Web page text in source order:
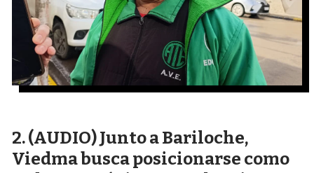
(AUDIO) Junto a Bariloche,
Viedma busca posicionarse como